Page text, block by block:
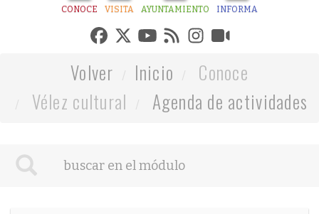
CONOCE VISITA AYUNTAMIENTO INFORMA
Volver Inicio
Conoce
Vélez cultural
Agenda de actividades